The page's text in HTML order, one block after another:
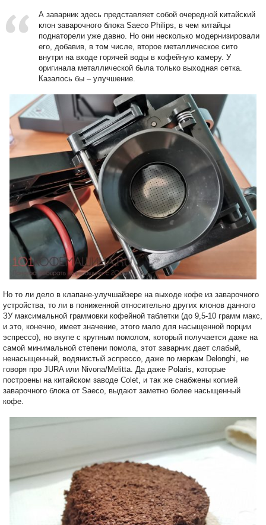
А заварник здесь представляет собой очередной китайский
клон заварочного блока Saeco Philips, в чем китайцы
поднаторели уже давно. Но они несколько модернизировали
его, добавив, в том числе, второе металлическое сито
внутри на входе горячей воды в кофейную камеру. У
оригинала металлической была только выходная сетка.
Казалось бы – улучшение.
Но то ли дело в клапане-улучшайзере на выходе кофе из заварочного
устройства, то ли в пониженной относительно других клонов данного
ЗУ максимальной граммовки кофейной таблетки (до 9,5-10 грамм макс,
и это, конечно, имеет значение, этого мало для насыщенной порции
эспрессо), но вкупе с крупным помолом, который получается даже на
самой минимальной степени помола, этот заварник дает слабый,
ненасыщенный, водянистый эспрессо, даже по меркам Delonghi, не
говоря про JURA или Nivona/Melitta. Да даже Polaris, которые
построены на китайском заводе Colet, и так же снабжены копией
заварочного блока от Saeco, выдают заметно более насыщенный
кофе.